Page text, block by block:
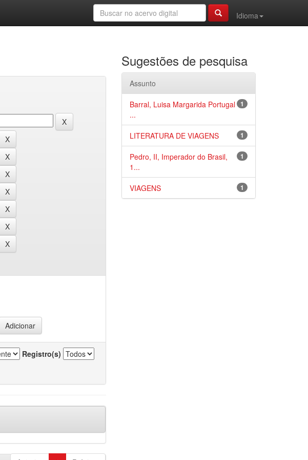
Idioma
Registro(s)
Sugestões de pesquisa
Assunto
1
Barral, Luisa Margarida Portugal
...
1
LITERATURA DE VIAGENS
1
Pedro, II, Imperador do Brasil,
1...
1
VIAGENS